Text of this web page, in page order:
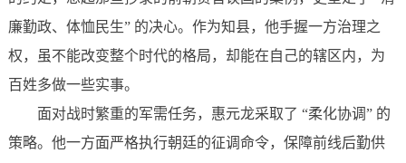
廉勤政、体恤民生” 的决心。作为知县，他手握一方治理之
权，虽不能改变整个时代的格局，却能在自己的辖区内，为
百姓多做一些实事。
面对战时繁重的军需任务，惠元龙采取了 “柔化协调” 的
策略。他一方面严格执行朝廷的征调命令，保障前线后勤供